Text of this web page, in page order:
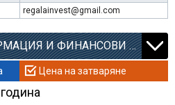
regalainvest@gmail.com
ИСТОРИЧЕСКА ИНФОРМАЦИЯ И ФИНАНСОВИ КОЕФИЦИЕНТИ
Цена на затваряне